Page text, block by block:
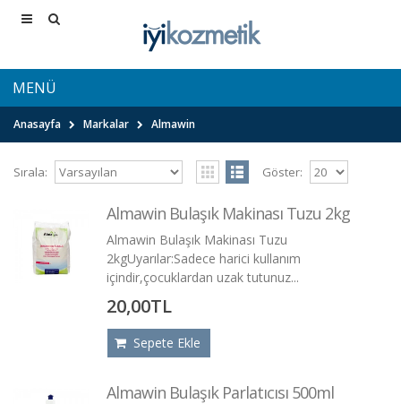
MENÜ
Anasayfa Markalar Almawin
Sırala: Göster:
Almawin Bulaşık Makinası Tuzu 2kg
Almawin Bulaşık Makinası Tuzu
2kgUyarılar:Sadece harici kullanım
içindir,çocuklardan uzak tutunuz...
20,00TL
Sepete Ekle
Almawin Bulaşık Parlatıcısı 500ml